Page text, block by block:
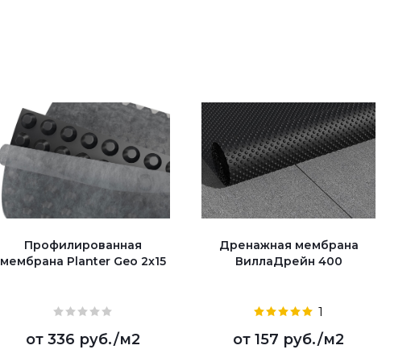
Профилированная
мембрана Planter Geo 2х15
от 336 руб./м2
Дренажная мембрана
ВиллаДрейн 400
1
от 157 руб./м2